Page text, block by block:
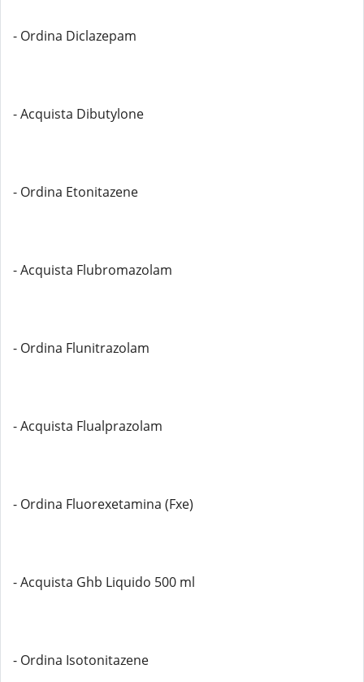
- Ordina Diclazepam
- Acquista Dibutylone
- Ordina Etonitazene
- Acquista Flubromazolam
- Ordina Flunitrazolam
- Acquista Flualprazolam
- Ordina Fluorexetamina (Fxe)
- Acquista Ghb Liquido 500 ml
- Ordina Isotonitazene